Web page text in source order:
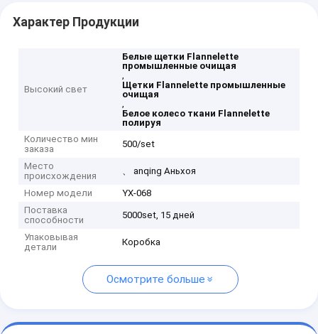
Характер Продукции
Высокий свет
Белые щетки Flannelette
промышленные очищая
,
Щетки Flannelette промышленные
очищая
,
Белое колесо ткани Flannelette
полируя
Количество мин
заказа
500/set
Место
происхождения
、 anqing Аньхоя
Номер модели
YX-068
Поставка
способности
5000set, 15 дней
Упаковывая
детали
Коробка
Осмотрите больше